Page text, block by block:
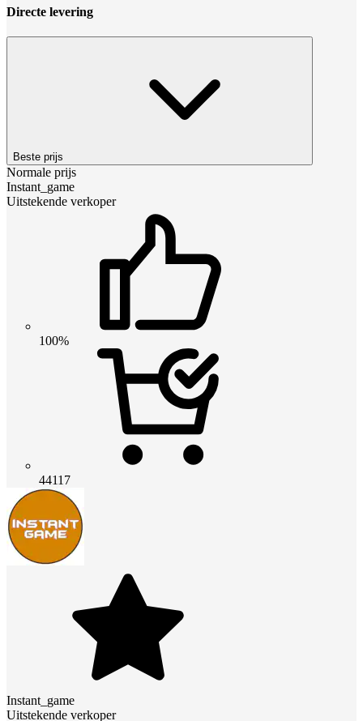
Directe levering
Beste prijs
Normale prijs
Instant_game
Uitstekende verkoper
100%
44117
Instant_game
Uitstekende verkoper